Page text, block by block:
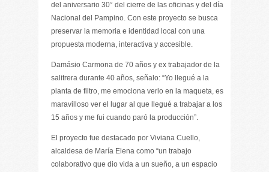
del aniversario 30° del cierre de las oficinas y del día
Nacional del Pampino. Con este proyecto se busca
preservar la memoria e identidad local con una
propuesta moderna, interactiva y accesible.
Damásio Carmona de 70 años y ex trabajador de la
salitrera durante 40 años, señalo: “Yo llegué a la
planta de filtro, me emociona verlo en la maqueta, es
maravilloso ver el lugar al que llegué a trabajar a los
15 años y me fui cuando paró la producción”.
El proyecto fue destacado por Viviana Cuello,
alcaldesa de María Elena como “un trabajo
colaborativo que dio vida a un sueño, a un espacio